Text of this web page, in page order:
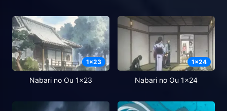
1x23
Nabari no Ou 1x23
1x24
Nabari no Ou 1x24